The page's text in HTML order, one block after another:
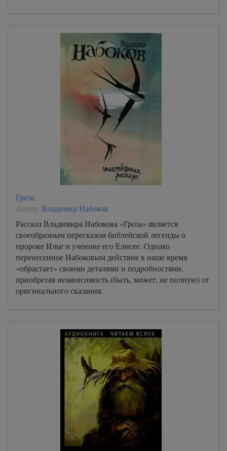
Гроза
Автор: Владимир Набоков
Рассказ Владимира Набокова «Гроза» является
своеобразным пересказом библейской легенды о
пророке Илье и ученике его Елисее. Однако
перенесенное Набоковым действие в наше время
«обрастает» своими деталями и подробностями,
приобретая независимость (быть, может, не полную) от
оригинального сказания.